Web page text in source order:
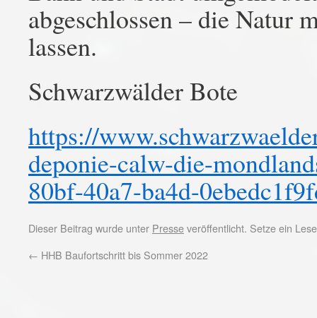
abgeschlossen – die Natur
lassen.
Schwarzwälder Bote
https://
deponie-calw-die-
80bf-40a7-ba4d-
Dieser Beitrag wurde unter Presseveröffentlicht. Setze ein
← HHB Baufortschritt bis Sommer 2022